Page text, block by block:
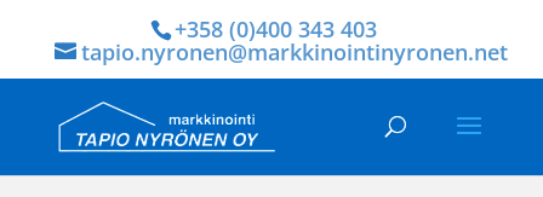
+358 (0)400 343 403
tapio.nyronen@markkinointinyronen.net